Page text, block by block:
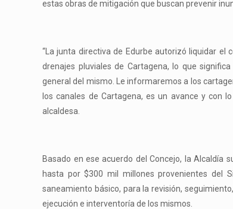
estas obras de mitigación que buscan prevenir
“La junta directiva de Edurbe autorizó liquidar el
drenajes pluviales de Cartagena, lo que
general del mismo. Le informaremos a los
los canales de Cartagena, es un avance y con
alcaldesa.
Basado en ese acuerdo del Concejo, la Alcaldía
hasta por $300 mil millones provenientes del
saneamiento básico, para la revisión,
ejecución e interventoría de los mismos.